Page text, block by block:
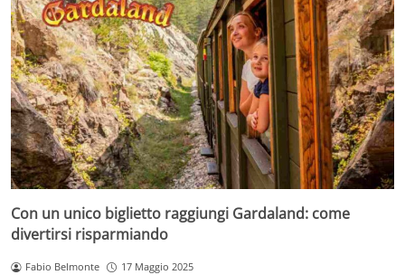
Con un unico biglietto raggiungi Gardaland: come
divertirsi risparmiando
Fabio Belmonte 17 Maggio 2025